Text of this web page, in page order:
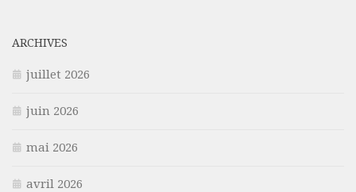
ARCHIVES
juillet 2026
juin 2026
mai 2026
avril 2026